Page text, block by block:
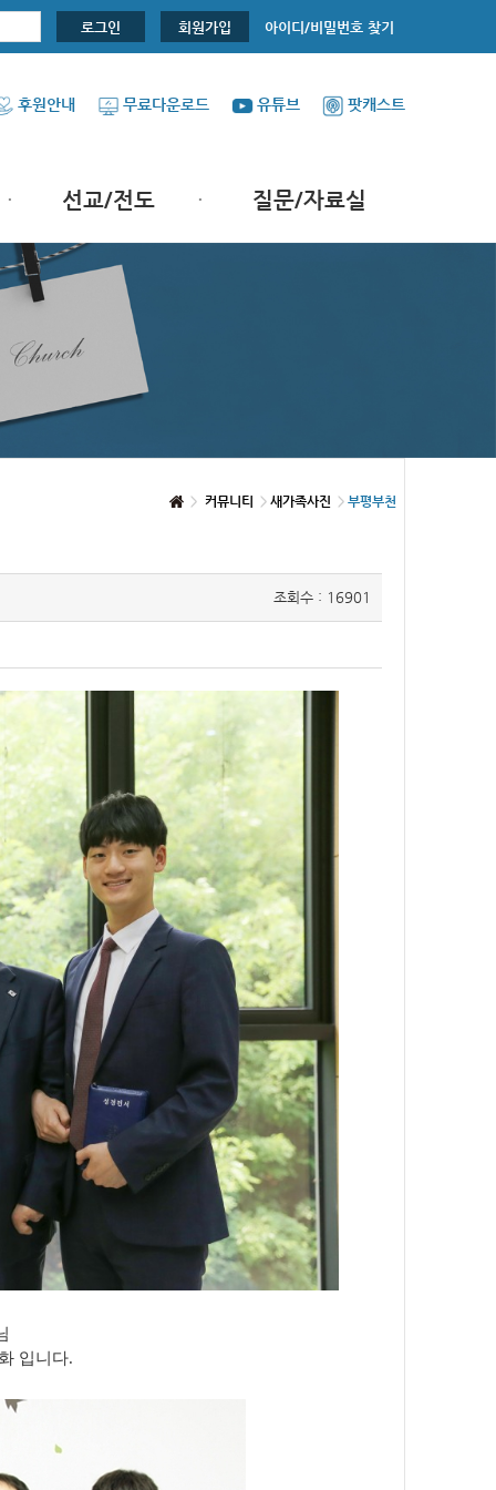
로그인 회원가입 아이디/비밀번호 찾기
후원안내 무료다운로드 유튜브 팟캐스트
선교/전도 질문/자료실
커뮤니티 새가족사진 부평부천
조회수 : 16901
입니다.